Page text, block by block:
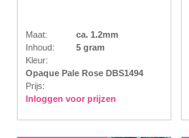
Maat:
ca. 1.2mm
Inhoud:
5 gram
Kleur:
Opaque Pale Rose DBS1494
Prijs:
Inloggen voor prijzen